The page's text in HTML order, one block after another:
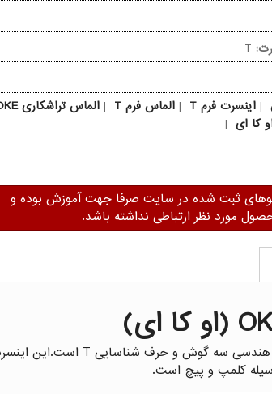
T
| اینسرت فرم T | الماس فرم T | الماس تراشکاری OKE
کا ای |
ثبت شده در سایت صرفا جهت آموزش بوده و
مورد نظر ارتباطی نداشته باشد.
کلمپ و پیچ است.